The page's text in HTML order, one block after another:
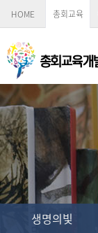
HOME 총회교육
생명의빛